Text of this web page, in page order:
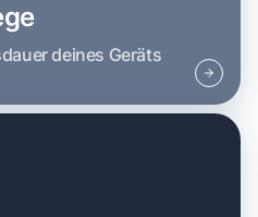
deines Geräts